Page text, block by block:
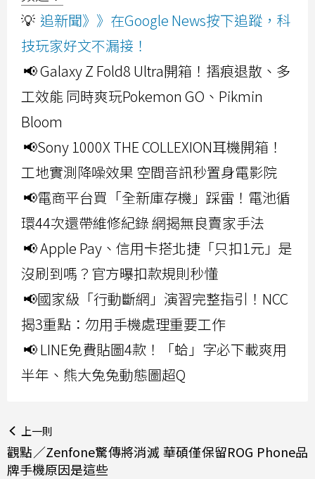
💡 追新聞》》在Google News按下追蹤，科
技玩家好文不漏接！
📢 Galaxy Z Fold8 Ultra開箱！摺痕退散、多
工效能 同時爽玩Pokemon GO、Pikmin
Bloom
📢Sony 1000X THE COLLEXION耳機開箱！
工地實測降噪效果 空間音訊秒置身電影院
📢電商平台買「全新庫存機」踩雷！電池循
環44次還帶維修紀錄 網揭無良賣家手法
📢 Apple Pay、信用卡搭北捷「只扣1元」是
沒刷到嗎？官方曝扣款規則秒懂
📢國家級「行動斷網」演習完整指引！NCC
揭3重點：勿用手機處理重要工作
📢 LINE免費貼圖4款！「蛤」字必下載爽用
半年、熊大兔兔動態圖超Q
上一則
觀點／Zenfone驚傳將消滅 華碩僅保留ROG Phone品
牌手機原因是這些